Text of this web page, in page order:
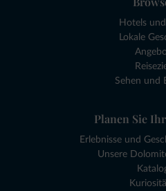
Hotels
Lokale
Sehen und
Planen Sie
Erlebnisse und
Unsere